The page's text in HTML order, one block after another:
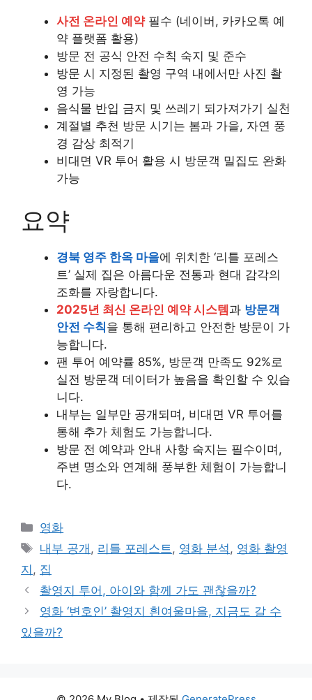
사전 온라인 예약필수 (네이버, 카카오톡 예
약 플랫폼 활용)
방문 전 공식 안전 수칙 숙지 및 준수
방문 시 지정된 촬영 구역 내에서만 사진 촬
영 가능
음식물 반입 금지 및 쓰레기 되가져가기 실천
계절별 추천 방문 시기는 봄과 가을, 자연 풍
경 감상 최적기
비대면 VR 투어 활용 시 방문객 밀집도 완화
가능
요약
경북 영주 한옥 마을에 위치한 ‘리틀 포레스
트’ 실제 집은 아름다운 전통과 현대 감각의
조화를 자랑합니다.
2025년 최신 온라인 예약 시스템과 방문객
안전 수칙을 통해 편리하고 안전한 방문이 가
능합니다.
팬 투어 예약률 85%, 방문객 만족도 92%로
실전 방문객 데이터가 높음을 확인할 수 있습
니다.
내부는 일부만 공개되며, 비대면 VR 투어를
통해 추가 체험도 가능합니다.
방문 전 예약과 안내 사항 숙지는 필수이며,
주변 명소와 연계해 풍부한 체험이 가능합니
다.
카
테
고
리
영화
태
그
내부 공개 , 리틀 포레스트 , 영화 분석 , 영화 촬영
지 , 집
촬영지 투어, 아이와 함께 가도 괜찮을까?
영화 ‘변호인’ 촬영지 흰여울마을, 지금도 갈 수
있을까?